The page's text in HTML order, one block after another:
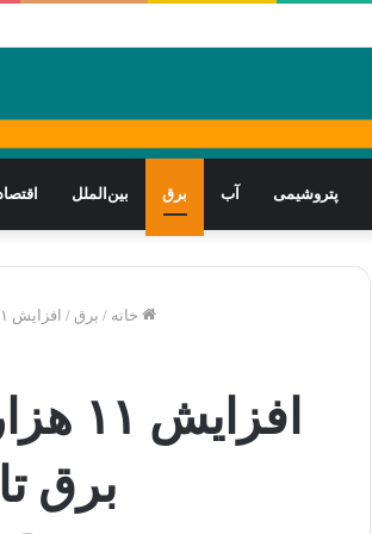
پتروشیمی آب برق بین‌الملل
خانه / برق / افزایش ۱۱ هزار مگاوات ظرفیت تولید برق تا تابستان آینده
برق